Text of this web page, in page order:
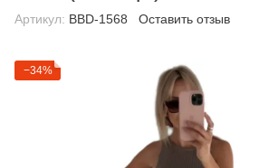
Артикул: BBD-1568 Оставить отзыв
−34%